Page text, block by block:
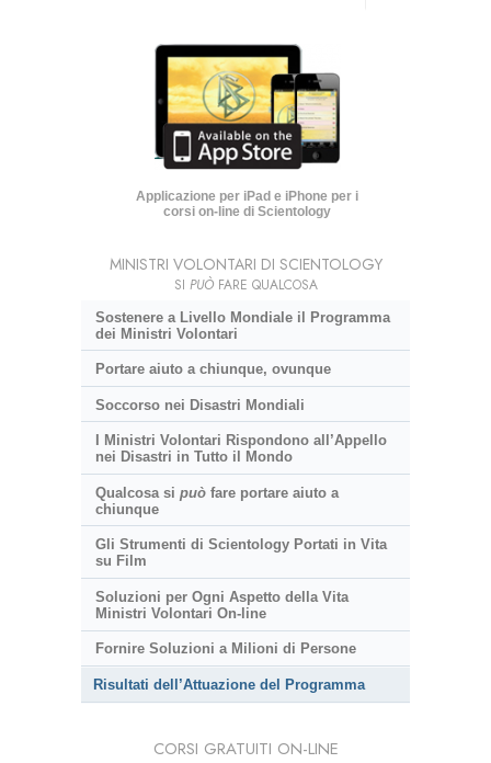
Applicazione per iPad e iPhone per i
corsi on-line di Scientology
MINISTRI VOLONTARI DI SCIENTOLOGY
SI PUÒFARE QUALCOSA
Sostenere a Livello Mondiale il Programma
dei Ministri Volontari
Portare aiuto a chiunque, ovunque
Soccorso nei Disastri Mondiali
I Ministri Volontari Rispondono all’Appello
nei Disastri in Tutto il Mondo
Qualcosa si puòfare portare aiuto a
chiunque
Gli Strumenti di Scientology Portati in Vita
su Film
Soluzioni per Ogni Aspetto della Vita
Ministri Volontari On-line
Fornire Soluzioni a Milioni di Persone
Risultati dell’Attuazione del Programma
CORSI GRATUITI ON-LINE